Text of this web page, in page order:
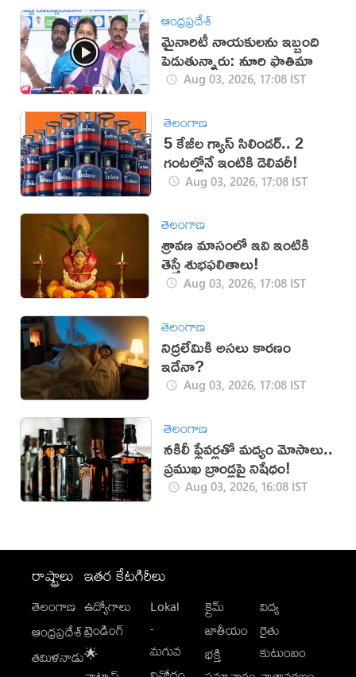
ఆంధ్రప్రదేశ్
మైనారిటీ నాయకులను ఇబ్బంది
పెడుతున్నారు: నూరి ఫాతిమా
Aug 03, 2026, 17:08 IST
తెలంగాణ
5 కేజీల గ్యాస్ సిలిండర్.. 2
గంటల్లోనే ఇంటికి డెలివరీ!
Aug 03, 2026, 17:08 IST
తెలంగాణ
శ్రావణ మాసంలో ఇవి ఇంటికి
తెస్తే శుభఫలితాలు!
Aug 03, 2026, 17:08 IST
తెలంగాణ
నిద్రలేమికి అసలు కారణం
ఇదేనా?
Aug 03, 2026, 17:08 IST
తెలంగాణ
నకిలీ ఫ్లేవర్లతో మద్యం మోసాలు..
ప్రముఖ బ్రాండ్లపై నిషేధం!
Aug 03, 2026, 16:08 IST
రాష్ట్రాలు
తెలంగాణ
ఆంధ్రప్రదేశ్
తమిళనాడు
ఇతర కేటగిరీలు
ఉద్యోగాలు
ట్రెండింగ్
🌟
Lokal
-
మగువ
క్రైమ్
జాతీయం
భక్తి
విద్య
రైతు
కుటుంబం